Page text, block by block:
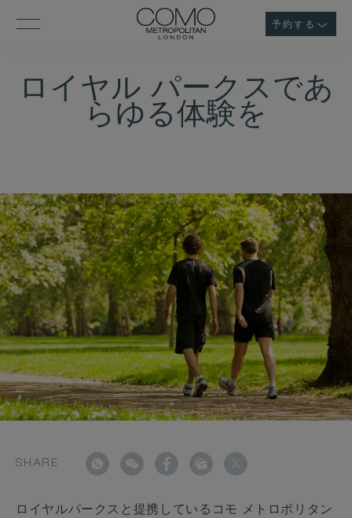
予約する
ロイヤル パークスであ
らゆる体験を
SHARE
ロイヤルパークスと提携しているコモ メトロポリタン